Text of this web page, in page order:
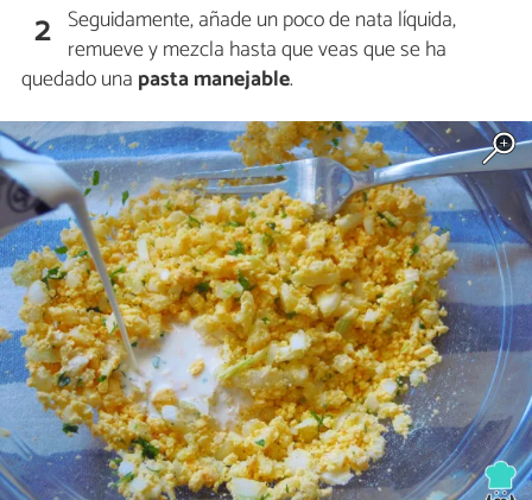
2 Seguidamente, añade un poco de nata líquida,
remueve y mezcla hasta que veas que se ha
quedado una pasta manejable.